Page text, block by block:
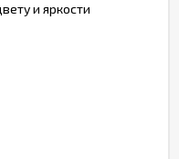
и яркости